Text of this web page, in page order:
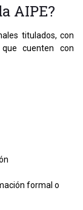
AIPE?
titulados, con
cuenten con
formal o